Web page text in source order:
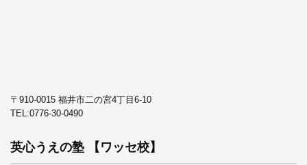
〒910-0015 福井市二の宮4丁目6-10
TEL:0776-30-0490
英心うえの塾 【ワッセ校】